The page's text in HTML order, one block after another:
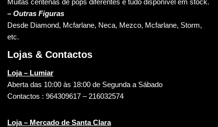
Muitas centenas de pops diferentes e tudo disponível em stock.
– Outras Figuras
Desde Diamond, Mcfarlane, Neca, Mezco, Mcfarlane, Storm,
etc.
Lojas & Contactos
Loja – Lumiar
Aberta das 10:00 às 18:00 de Segunda a Sábado
Contactos : 964309617 – 216032574
Loja – Mercado de Santa Clara